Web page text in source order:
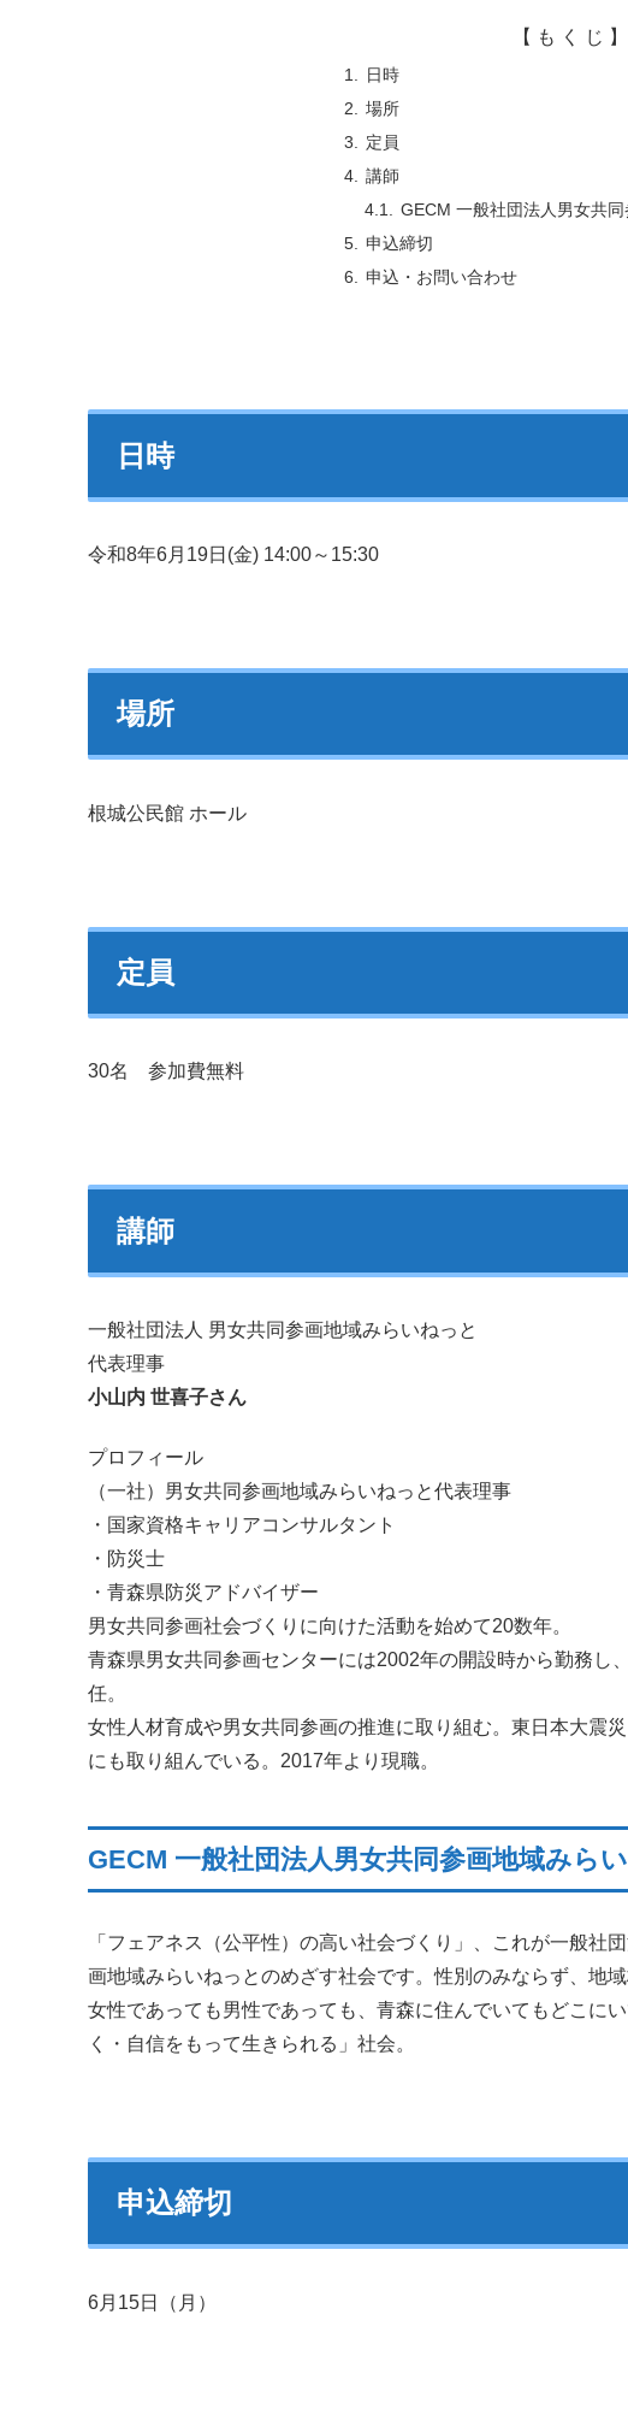
【 も く じ 】
日時
場所
定員
講師
GECM 一般社団法人男女共
申込締切
申込・お問い合わせ
日時
令和8年6月19日(金) 14:00～15:30
場所
根城公民館 ホール
定員
30名 参加費無料
講師
一般社団法人 男女共同参画地域みらいねっと
代表理事
小山内 世喜子さん
プロフィール
（一社）男女共同参画地域みらいねっと代表理事
・国家資格キャリアコンサルタント
・防災士
・青森県防災アドバイザー
男女共同参画社会づくりに向けた活動を始めて20数年。
青森県男女共同参画センターには2002年の開設時から勤務し
任。
女性人材育成や男女共同参画の推進に取り組む。東日本大震
にも取り組んでいる。2017年より現職。
GECM 一般社団法人男女共同参画地域みら
「フェアネス（公平性）の高い社会づくり」、これが一般社
画地域みらいねっとのめざす社会です。性別のみならず、地域
女性であっても男性であっても、青森に住んでいてもどこに
く・自信をもって生きられる」社会。
申込締切
6月15日（月）